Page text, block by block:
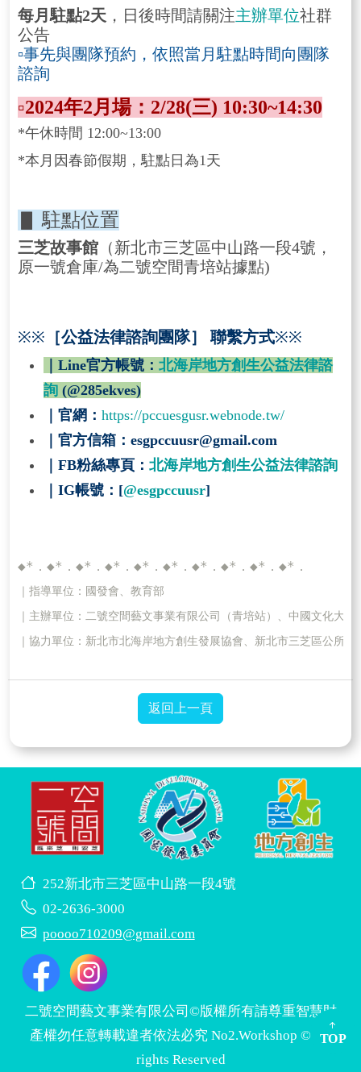
每月駐點2天 ，日後時間請關注主辦單位社群
公告
▫事先與團隊預約，依照當月駐點時間向團隊
諮詢
▫2024年2月場： 2/28(三) 10:30~14:30
*午休時間 12:00~13:00
*本月因春節假期，駐點日為1天
駐點位置
三芝故事館 （新北市三芝區中山路一段4號，
原一號倉庫/為二號空間青培站據點)
※※ ［公益法律諮詢團隊］ 聯繫方式※※
Line官方帳號： 北海岸地方創生公益法律諮
詢 (@285ekves)
｜官網： https://pccuesgusr.webnode.tw/
｜官方信箱： esgpccuusr@gmail.com
FB粉絲專頁： 北海岸地方創生公益法律諮詢
IG帳號： [@esgpccuusr]
◆*．◆*．◆*．◆*．◆*．◆*．◆*．◆*．◆*．◆*．
｜指導單位：國發會、教育部
｜主辦單位：二號空間藝文事業有限公司（青培站）、中國文化大
｜協力單位：新北市北海岸地方創生發展協會、新北市三芝區公所
返回上一頁
252新北市三芝區中山路一段4號
02-2636-3000
poooo710209@gmail.com
二號空間藝文事業有限公司©版權所有請尊重智慧財
產權勿任意轉載違者依法必究 No2.Workshop © All
rights Reserved
TOP